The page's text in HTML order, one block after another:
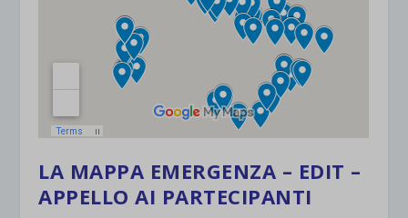
LA MAPPA EMERGENZA – EDIT –
APPELLO AI PARTECIPANTI